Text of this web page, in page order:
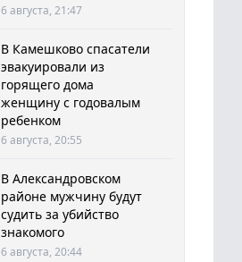
6 августа, 21:47
В Камешково спасатели
эвакуировали из
горящего дома
женщину с годовалым
ребенком
6 августа, 20:55
В Александровском
районе мужчину будут
судить за убийство
знакомого
6 августа, 20:44